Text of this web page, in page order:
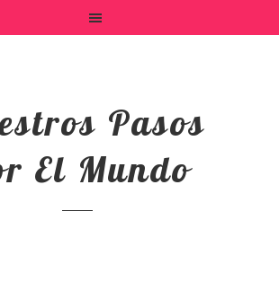
Pasos
El Mundo